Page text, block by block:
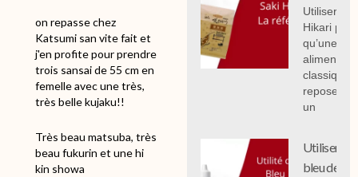
on repasse chez
Katsumi san vite fait et
j'en profite pour prendre
trois sansai de 55 cm en
femelle avec une très,
très belle kujaku!!
Très beau matsuba, très
beau fukurin et une hi
kin showa
Utiliser
Hikari
qu’une
classique
repose sur
un
Utiliser le
bleu de